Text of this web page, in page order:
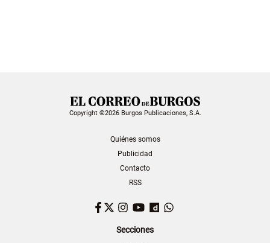
Copyright ©2026 Burgos Publicaciones, S.A.
Quiénes somos
Publicidad
Contacto
RSS
Facebook
TwitterInstagram
YouTubeDailymotion
Secciones